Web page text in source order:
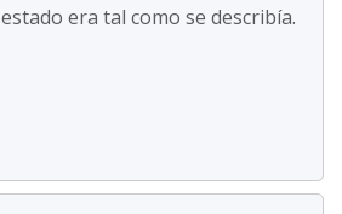
era tal como se describía.